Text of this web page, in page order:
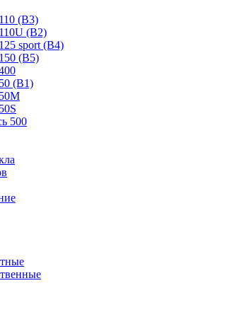
(B3)
(B2)
sport (B4)
(B5)
(B1)
500